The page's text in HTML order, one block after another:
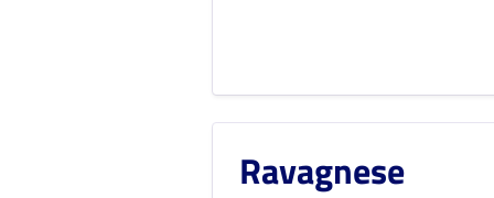
Ravagnese